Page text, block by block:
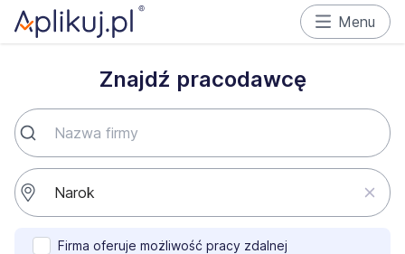
Menu
Znajdź pracodawcę
Firma oferuje możliwość pracy zdalnej